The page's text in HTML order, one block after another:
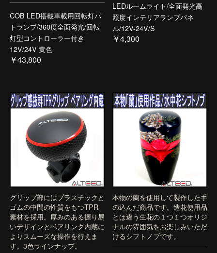
COB LED搭載車載用回転灯パ
トランプ/360度全面発光/回転
灯型コントローラー付き
12V/24V 黄色
￥43,800
LEDルームライト/全面発光高
照度インテリアランプパネ
ル/12V-24V/S
￥4,300
グリップ部にはプラスチックと
ゴムの中間の性質をもつTPR
素材を採用。厚みのある握り易
いデザインとベアリング内蔵に
よりスムーズな操作を行えま
す。3色ラインナップ。
本物の蘭を使用して製作した手
の込んだ商品です。造花使用品
とは違う生花の１つ１つオリジ
ナルの雰囲気をお楽しみいただ
けるシフトノブです。